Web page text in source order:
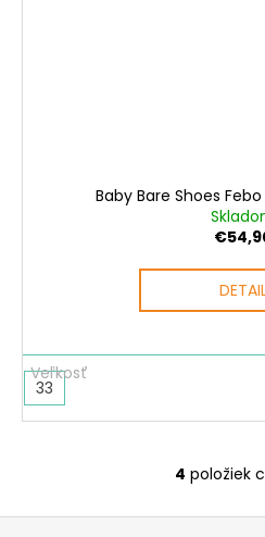
Baby Bare Shoes
33
O
v
4 položiek